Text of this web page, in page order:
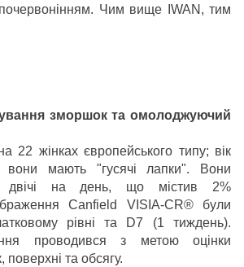
Чим вище IWAN, тим
зморшок та омолоджуючий
22 жінках європейського типу; вік
вони мають "гусячі лапки". Вони
двічі на день, що містив 2%
Canfield VISIA-CR® були
рівні та D7 (1 тиждень).
проводився з метою оцінки
та обсягу.